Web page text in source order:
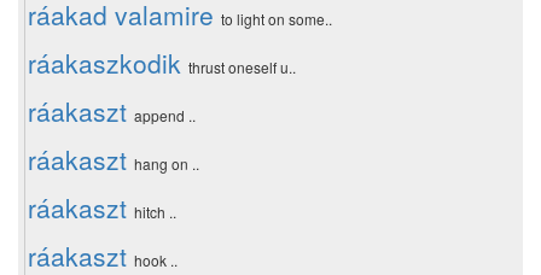
ráakad valamire to light on some..
ráakaszkodik thrust oneself u..
ráakaszt append ..
ráakaszt hang on ..
ráakaszt hitch ..
ráakaszt hook ..